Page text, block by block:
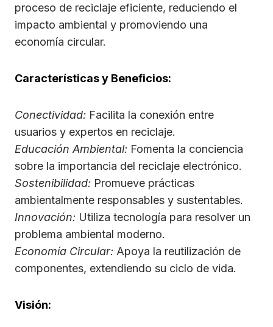
proceso de reciclaje eficiente, reduciendo el
impacto ambiental y promoviendo una
economía circular.
Características y Beneficios:
Conectividad: Facilita la conexión entre
usuarios y expertos en reciclaje.
Educación Ambiental: Fomenta la conciencia
sobre la importancia del reciclaje electrónico.
Sostenibilidad: Promueve prácticas
ambientalmente responsables y sustentables.
Innovación: Utiliza tecnología para resolver un
problema ambiental moderno.
Economía Circular: Apoya la reutilización de
componentes, extendiendo su ciclo de vida.
Visión: